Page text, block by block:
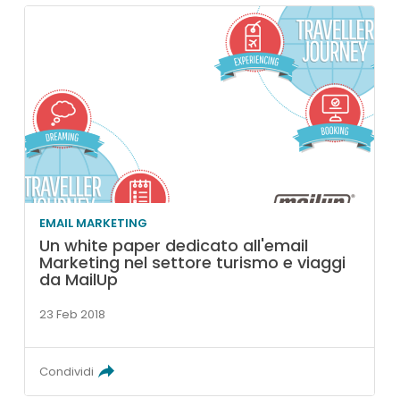
EMAIL MARKETING
Un white paper dedicato all'email
Marketing nel settore turismo e viaggi
da MailUp
23 Feb 2018
Condividi